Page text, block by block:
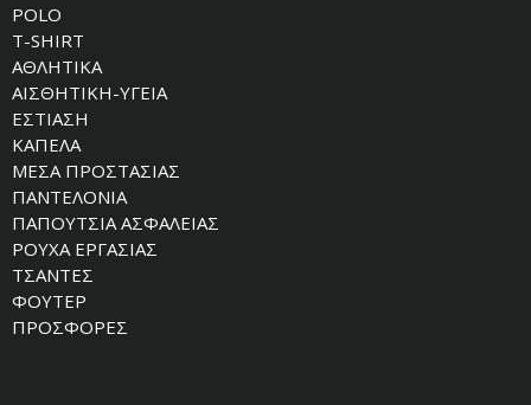
POLO
T-SHIRT
ΑΘΛΗΤΙΚΑ
ΑΙΣΘΗΤΙΚΗ-ΥΓΕΙΑ
ΕΣΤΙΑΣΗ
ΚΑΠΕΛΑ
ΜΕΣΑ ΠΡΟΣΤΑΣΙΑΣ
ΠΑΝΤΕΛΟΝΙΑ
ΠΑΠΟΥΤΣΙΑ ΑΣΦΑΛΕΙΑΣ
ΡΟΥΧΑ ΕΡΓΑΣΙΑΣ
ΤΣΑΝΤΕΣ
ΦΟΥΤΕΡ
ΠΡΟΣΦΟΡΕΣ